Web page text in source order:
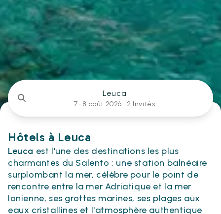
Leuca
7–8 août 2026 · 2 Invités
Hôtels à Leuca
Leuca est l'une des destinations les plus
charmantes du Salento : une station balnéaire
surplombant la mer, célèbre pour le point de
rencontre entre la mer Adriatique et la mer
Ionienne, ses grottes marines, ses plages aux
eaux cristallines et l'atmosphère authentique